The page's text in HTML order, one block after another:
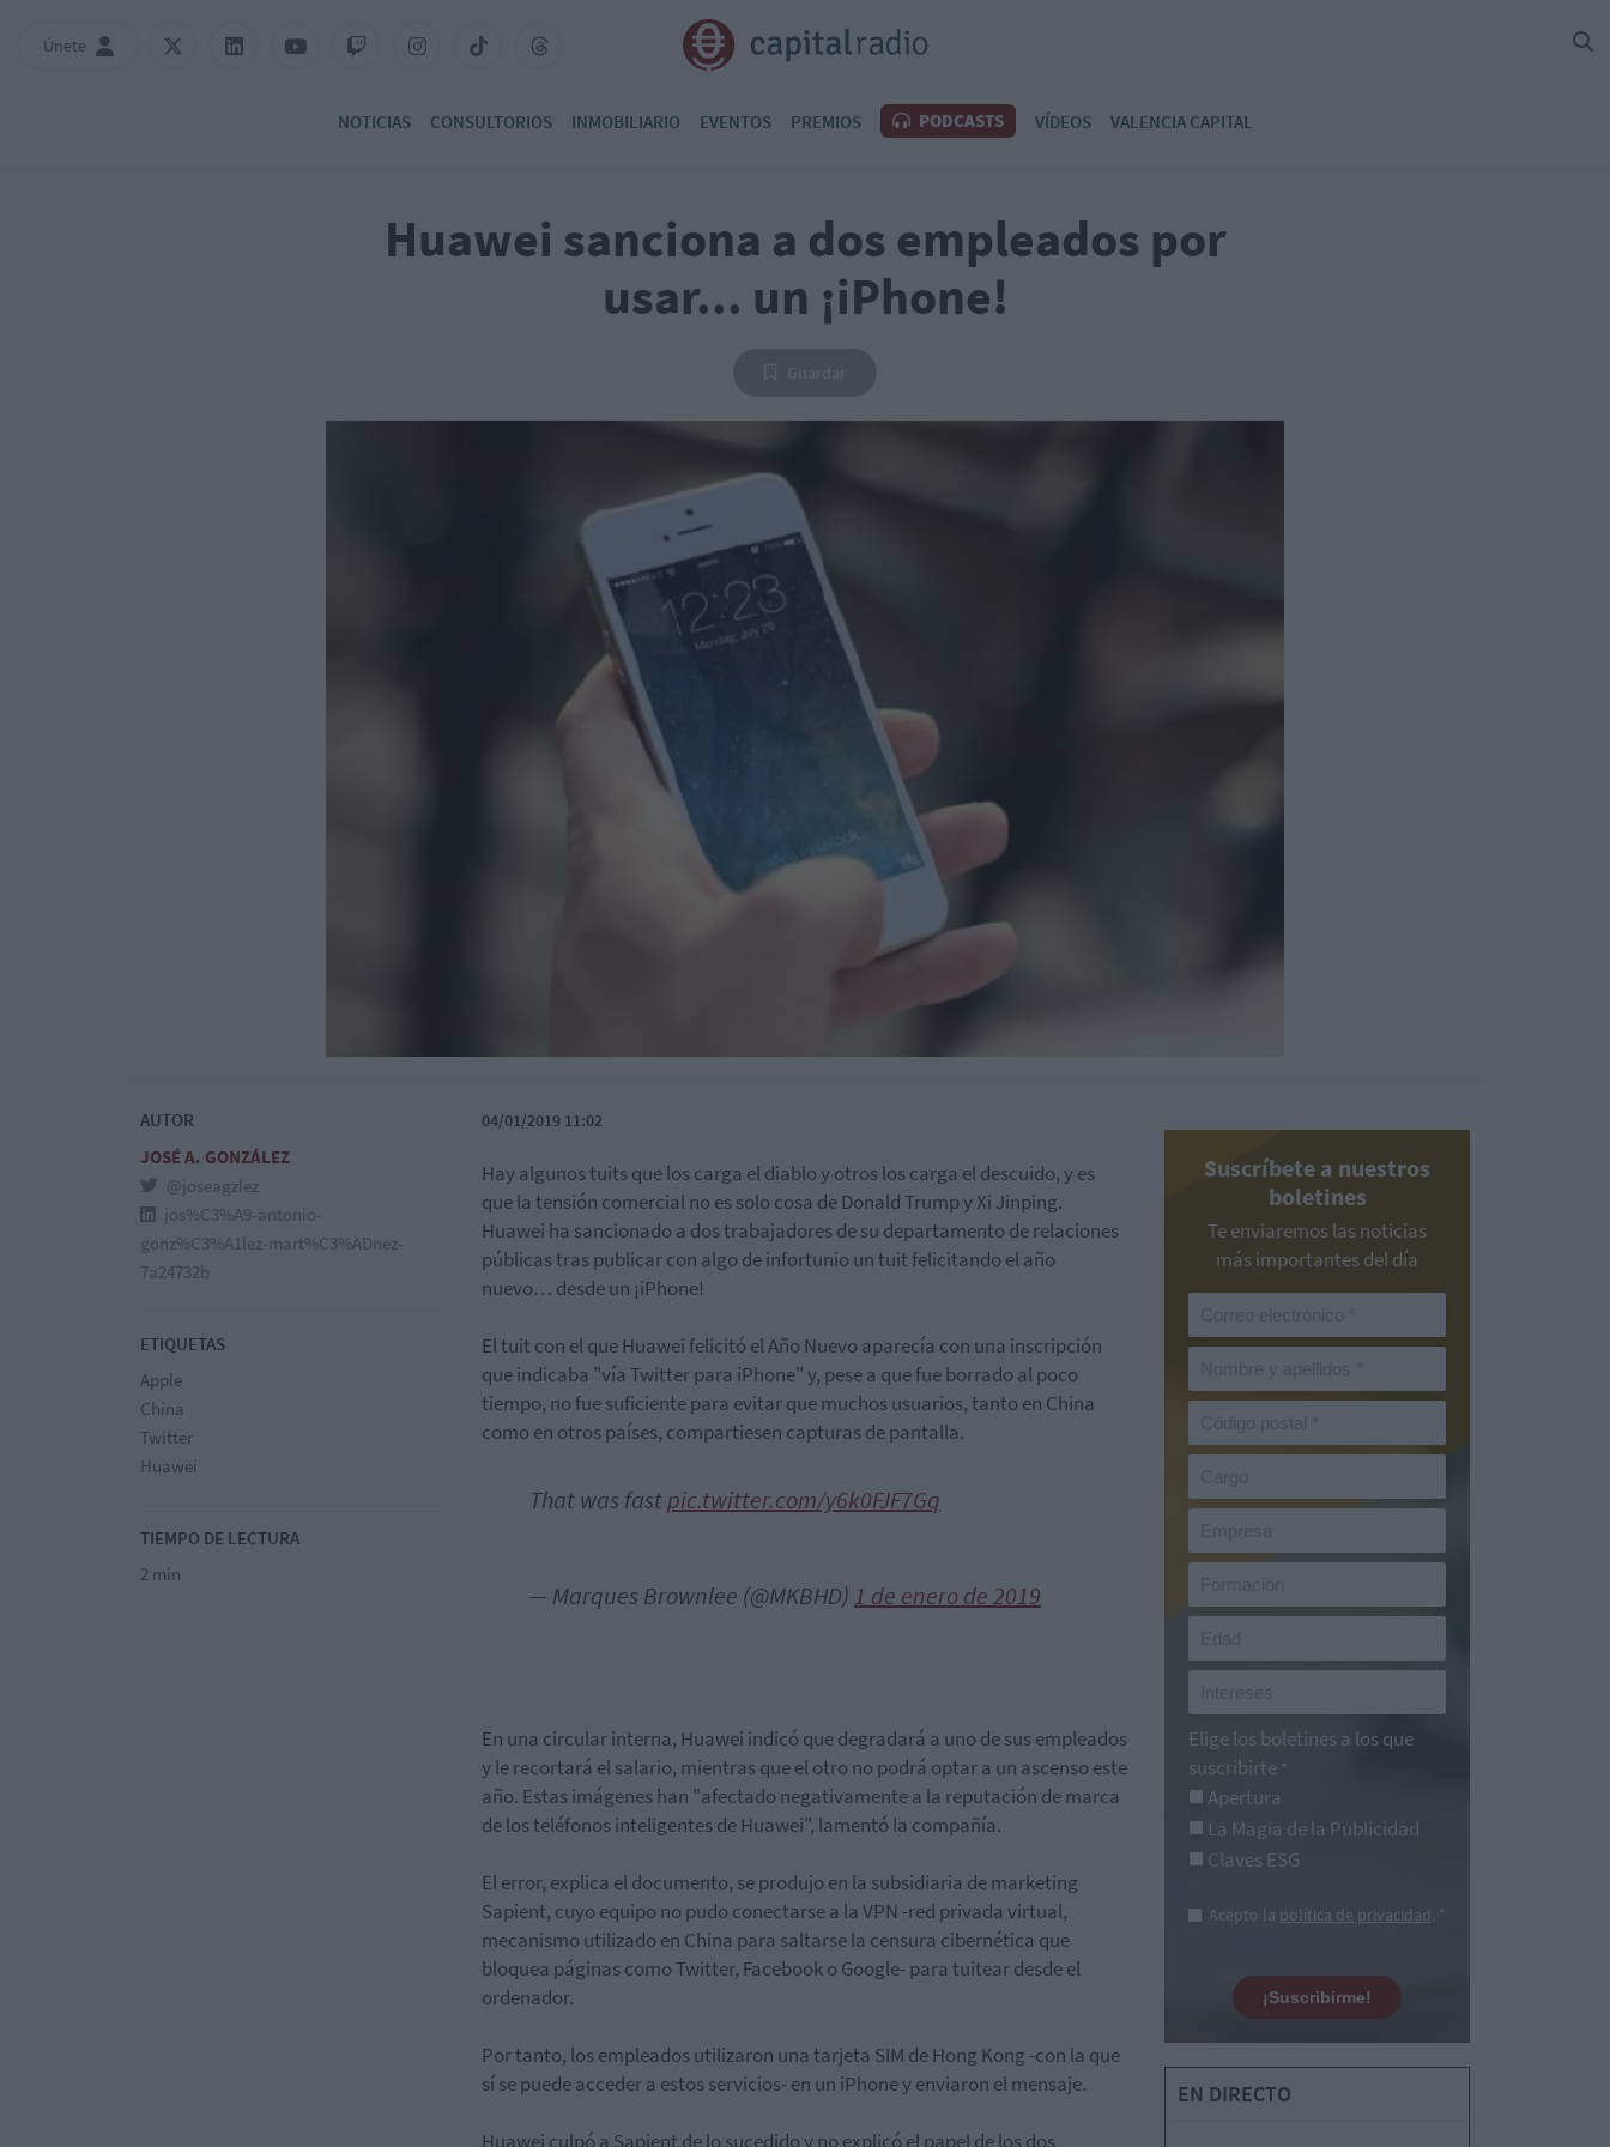
Únete
NOTICIAS CONSULTORIOS INMOBILIARIO EVENTOS PREMIOS PODCASTS VÍDEOS VALENCIA CAPITAL
Huawei sanciona a dos empleados por
usar... un ¡iPhone!
AUTOR
JOSÉ A. GONZÁLEZ
@joseagzlez
jos%C3%A9-antonio-
gonz%C3%A1lez-mart%C3%ADnez-
7a24732b
ETIQUETAS
Apple
China
Twitter
Huawei
TIEMPO DE LECTURA
2 min
04/01/2019 11:02
Hay algunos tuits que los carga el diablo y otros los carga el descuido, y es
que la tensión comercial no es solo cosa de Donald Trump y Xi Jinping.
Huawei ha sancionado a dos trabajadores de su departamento de relaciones
públicas tras publicar con algo de infortunio un tuit felicitando el año
nuevo… desde un ¡iPhone!
El tuit con el que Huawei felicitó el Año Nuevo aparecía con una inscripción
que indicaba "vía Twitter para iPhone" y, pese a que fue borrado al poco
tiempo, no fue suficiente para evitar que muchos usuarios, tanto en China
como en otros países, compartiesen capturas de pantalla.
That was fast pic.twitter.com/y6k0FJF7Gq
— Marques Brownlee (@MKBHD) 1 de enero de 2019
En una circular interna, Huawei indicó que degradará a uno de sus empleados
y le recortará el salario, mientras que el otro no podrá optar a un ascenso este
año. Estas imágenes han "afectado negativamente a la reputación de marca
de los teléfonos inteligentes de Huawei", lamentó la compañía.
El error, explica el documento, se produjo en la subsidiaria de marketing
Sapient, cuyo equipo no pudo conectarse a la VPN -red privada virtual,
mecanismo utilizado en China para saltarse la censura cibernética que
bloquea páginas como Twitter, Facebook o Google- para tuitear desde el
ordenador.
Por tanto, los empleados utilizaron una tarjeta SIM de Hong Kong -con la que
sí se puede acceder a estos servicios- en un iPhone y enviaron el mensaje.
Huawei culpó a Sapient de lo sucedido y no explicó el papel de los dos
Suscríbete a nuestros
boletines
Te enviaremos las noticias
más importantes del día
Elige los boletines a los que
suscribirte *
Apertura
La Magia de la Publicidad
Claves ESG
Acepto la política de privacidad. *
¡Suscribirme!
EN DIRECTO